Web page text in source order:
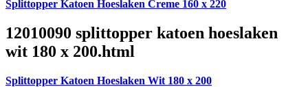
Splittopper Katoen Hoeslaken Creme 160 x 220
12010090 splittopper katoen hoeslaken
wit 180 x 200.html
Splittopper Katoen Hoeslaken Wit 180 x 200